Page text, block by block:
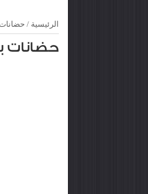
الرئيسية / حضانات
حضانات